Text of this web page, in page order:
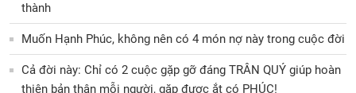
thành
Muốn Hạnh Phúc, không nên có 4 món nợ này trong cuộc đời
Cả đời này: Chỉ có 2 cuộc gặp gỡ đáng TRÂN QUÝ giúp hoàn
thiện bản thân mỗi người, gặp được ắt có PHÚC!